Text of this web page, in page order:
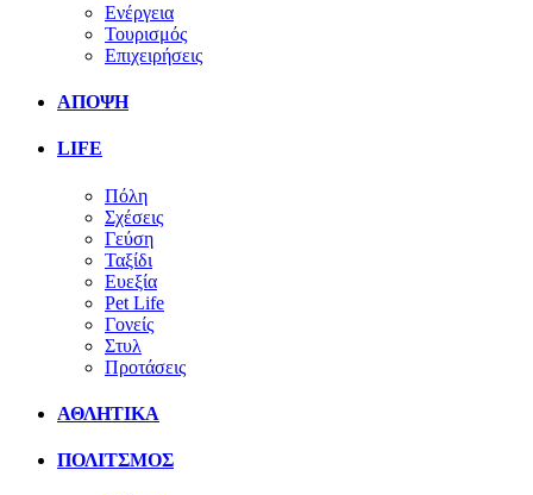
Ενέργεια
Τουρισμός
Επιχειρήσεις
ΑΠΟΨΗ
LIFE
Πόλη
Σχέσεις
Γεύση
Ταξίδι
Ευεξία
Pet Life
Γονείς
Στυλ
Προτάσεις
ΑΘΛΗΤΙΚΑ
ΠΟΛΙΤΣΜΟΣ